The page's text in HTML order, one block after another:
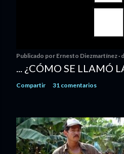
Publicado por Ernesto Diezmartínez
... ¿CÓMO SE LLAMÓ
Compartir 31 comentarios